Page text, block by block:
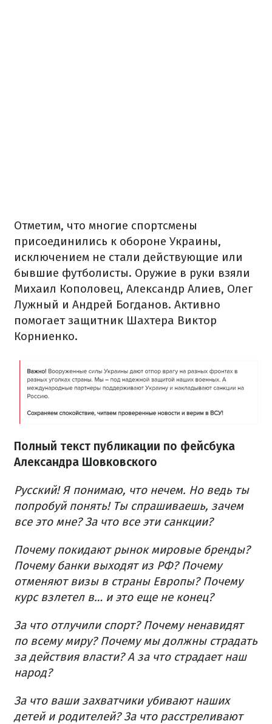
Отметим, что многие спортсмены
присоединились к обороне Украины,
исключением не стали действующие или
бывшие футболисты. Оружие в руки взяли
Михаил Кополовец, Александр Алиев, Олег
Лужный и Андрей Богданов. Активно
помогает защитник Шахтера Виктор
Корниенко.
Полный текст публикации по фейсбука
Александра Шовковского
Русский! Я понимаю, что нечем. Но ведь ты
попробуй понять! Ты спрашиваешь, зачем
все это мне? За что все эти санкции?
Почему покидают рынок мировые бренды?
Почему банки выходят из РФ? Почему
отменяют визы в страны Европы? Почему
курс взлетел в… и это еще не конец?
За что отлучили спорт? Почему ненавидят
по всему миру? Почему мы должны страдать
за действия власти? А за что страдает наш
народ?
За что ваши захватчики убивают наших
детей и родителей? За что расстреливают